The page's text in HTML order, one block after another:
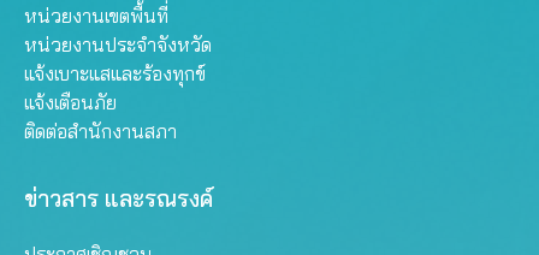
หน่วยงานเขตพื้นที่
หน่วยงานประจำจังหวัด
แจ้งเบาะแสและร้องทุกข์
แจ้งเตือนภัย
ติดต่อสำนักงานสภา
ข่าวสาร และรณรงค์